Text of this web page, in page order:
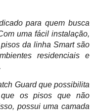
para quem busca
uma fácil instalação,
da linha Smart são
residenciais e
Guard que possibilita
os pisos que não
possui uma camada